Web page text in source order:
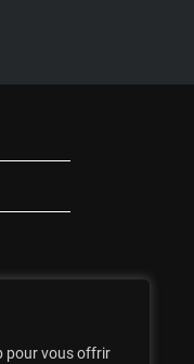
pour vous offrir